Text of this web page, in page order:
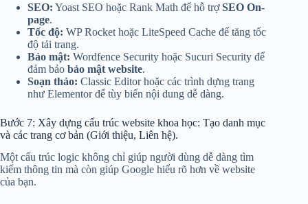
SEO: Yoast SEO hoặc Rank Math để hỗ trợSEO On-
page.
Tốc độ: WP Rocket hoặc LiteSpeed Cache để tăng tốc
độ tải trang.
Bảo mật: Wordfence Security hoặc Sucuri Security để
đảm bảo bảo mật website.
Soạn thảo: Classic Editor hoặc các trình dựng trang
như Elementor để tùy biến nội dung dễ dàng.
Bước 7: Xây dựng cấu trúc website khoa học: Tạo danh mục
và các trang cơ bản (Giới thiệu, Liên hệ).
Một cấu trúc logic không chỉ giúp người dùng dễ dàng tìm
kiếm thông tin mà còn giúp Google hiểu rõ hơn về website
của bạn.